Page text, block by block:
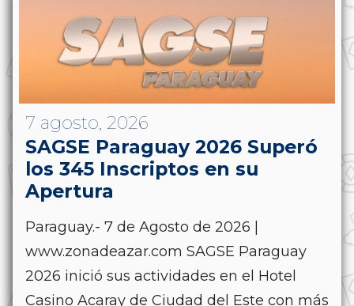
7 agosto, 2026
SAGSE Paraguay 2026 Superó
los 345 Inscriptos en su
Apertura
Paraguay.- 7 de Agosto de 2026 |
www.zonadeazar.com SAGSE Paraguay
2026 inició sus actividades en el Hotel
Casino Acaray de Ciudad del Este con más